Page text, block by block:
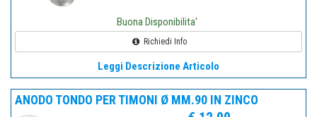
Buona Disponibilita'
Richiedi Info
Leggi Descrizione Articolo
ANODO TONDO PER TIMONI Ø MM.90 IN ZINCO